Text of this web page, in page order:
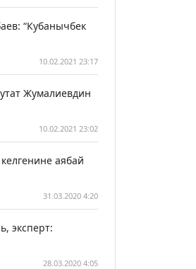
“Кубанычбек
10.02.2021 23:17
Жумалиевдин
10.02.2021 23:02
аябай
31.03.2020 4:20
эксперт:
28.03.2020 4:05